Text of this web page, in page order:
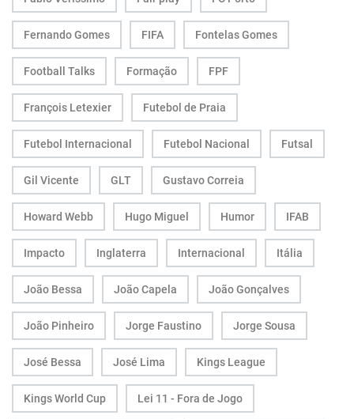
Fernando Gomes FIFA Fontelas Gomes
Football Talks Formação FPF
François Letexier Futebol de Praia
Futebol Internacional Futebol Nacional Futsal
Gil Vicente GLT Gustavo Correia
Howard Webb Hugo Miguel Humor IFAB
Impacto Inglaterra Internacional Itália
João Bessa João Capela João Gonçalves
João Pinheiro Jorge Faustino Jorge Sousa
José Bessa José Lima Kings League
Kings World Cup Lei 11 - Fora de Jogo